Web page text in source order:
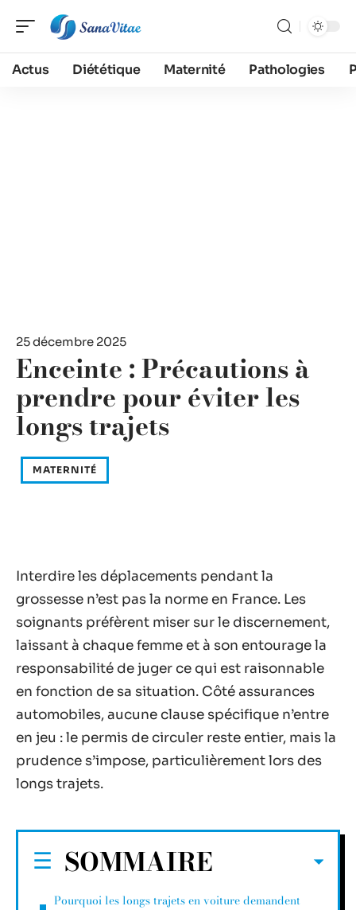
Actus Diététique Maternité Pathologies
25 décembre 2025
Enceinte : Précautions à
prendre pour éviter les
longs trajets
MATERNITÉ
Interdire les déplacements pendant la
grossesse n’est pas la norme en France. Les
soignants préfèrent miser sur le discernement,
laissant à chaque femme et à son entourage la
responsabilité de juger ce qui est raisonnable
en fonction de sa situation. Côté assurances
automobiles, aucune clause spécifique n’entre
en jeu : le permis de circuler reste entier, mais la
prudence s’impose, particulièrement lors des
longs trajets.
SOMMAIRE
Pourquoi les longs trajets en voiture demandent